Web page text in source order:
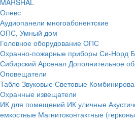
MARSHAL
Олевс
Аудиопанели многоабонентские
ОПС, Умный дом
Головное оборудование ОПС
Охранно-пожарные приборы Си-Норд
Сибирский Арсенал Дополнительное
Оповещатели
Табло Звуковые Световые
Охранные извещатели
ИК для помещений ИК уличные
емкостные Магнитоконтактные